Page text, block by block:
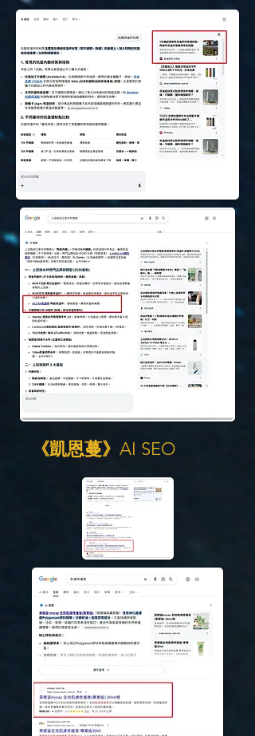
《凱恩蔓》 AI SEO